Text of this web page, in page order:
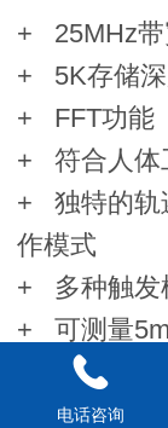
+ 25MHz带
+ 5K存储
+ FFT功能
+ 符合人体
+ 独特的轨
作模式
+ 多种触发
+ 可测量
+ OWON
安全，
电话咨询